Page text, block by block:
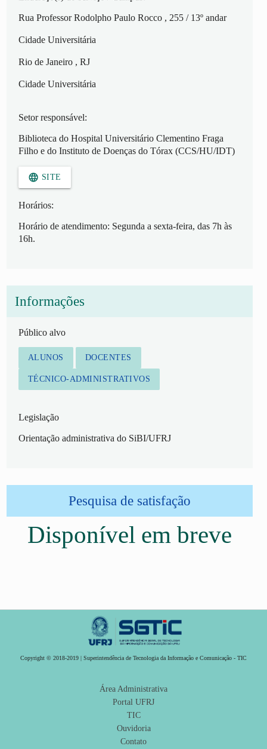
Rua Professor Rodolpho Paulo Rocco , 255 / 13º andar
Cidade Universitária
Rio de Janeiro , RJ
Cidade Universitária
Setor responsável:
Biblioteca do Hospital Universitário Clementino Fraga
Filho e do Instituto de Doenças do Tórax (CCS/HU/IDT)
language SITE
Horários:
Horário de atendimento: Segunda a sexta-feira, das 7h às
16h.
Informações
Público alvo
ALUNOS DOCENTES
TÉCNICO-ADMINISTRATIVOS
Legislação
Orientação administrativa do SiBI/UFRJ
Pesquisa de satisfação
Disponível em breve
Copyright © 2018-2019 | Superintendência de Tecnologia da Informação e Comunicação - TIC
Área Administrativa
Portal UFRJ
TIC
Ouvidoria
Contato